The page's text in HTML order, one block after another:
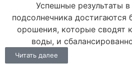
Успешные результаты
подсолнечника достигаются
орошения, которые сводят
воды, и
Читать далее